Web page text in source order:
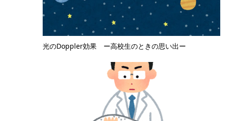
光のDoppler効果 ー高校生のときの思い出ー